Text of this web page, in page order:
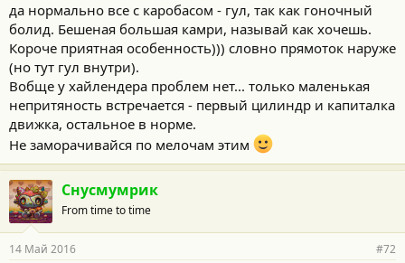
да нормально все с каробасом - гул, так как гоночный
болид. Бешеная большая камри, называй как хочешь.
Короче приятная особенность))) словно прямоток наруже
(но тут гул внутри).
Вобще у хайлендера проблем нет... только маленькая
непритяность встречается - первый цилиндр и капиталка
движка, остальное в норме.
Не заморачивайся по мелочам этим
Снусмумрик
From time to time
14 Май 2016 #72